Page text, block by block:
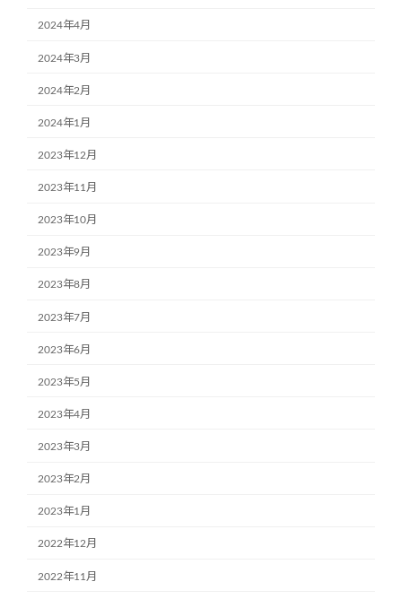
2024年4月
2024年3月
2024年2月
2024年1月
2023年12月
2023年11月
2023年10月
2023年9月
2023年8月
2023年7月
2023年6月
2023年5月
2023年4月
2023年3月
2023年2月
2023年1月
2022年12月
2022年11月